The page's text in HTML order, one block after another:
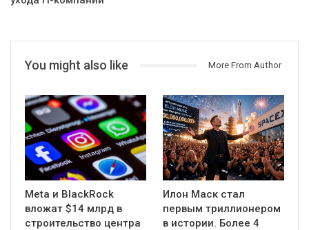
You might also like More From Author
Meta и BlackRock
вложат $14 млрд в
строительство центра
Илон Маск стал
первым триллионером
в истории. Более 4